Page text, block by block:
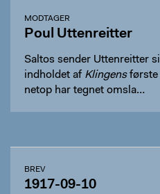
MODTAGER
Poul Uttenreitter
Saltos sender Uttenreitter
indholdet af Klingensførste
netop har tegnet omsla…
BREV
1917-09-10